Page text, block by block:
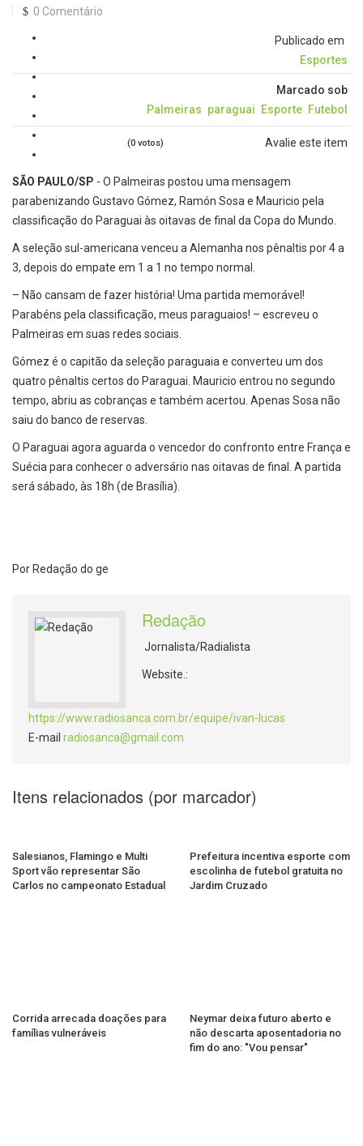
0 Comentário
Publicado em
Esportes
Marcado sob
Palmeiras paraguai Esporte Futebol
Avalie este item
(0 votos)
SÃO PAULO/SP - O Palmeiras postou uma mensagem
parabenizando Gustavo Gómez, Ramón Sosa e Mauricio pela
classificação do Paraguai às oitavas de final da Copa do Mundo.
A seleção sul-americana venceu a Alemanha nos pênaltis por 4 a
3, depois do empate em 1 a 1 no tempo normal.
– Não cansam de fazer história! Uma partida memorável!
Parabéns pela classificação, meus paraguaios! – escreveu o
Palmeiras em suas redes sociais.
Gómez é o capitão da seleção paraguaia e converteu um dos
quatro pênaltis certos do Paraguai. Mauricio entrou no segundo
tempo, abriu as cobranças e também acertou. Apenas Sosa não
saiu do banco de reservas.
O Paraguai agora aguarda o vencedor do confronto entre França e
Suécia para conhecer o adversário nas oitavas de final. A partida
será sábado, às 18h (de Brasília).
Por Redação do ge
Redação
Jornalista/Radialista
Website.:
https://www.radiosanca.com.br/equipe/ivan-lucas
E-mail radiosanca@gmail.com
Itens relacionados (por marcador)
Salesianos, Flamingo e Multi
Sport vão representar São
Carlos no campeonato Estadual
Prefeitura incentiva esporte com
escolinha de futebol gratuita no
Jardim Cruzado
Corrida arrecada doações para
famílias vulneráveis
Neymar deixa futuro aberto e
não descarta aposentadoria no
fim do ano: "Vou pensar"